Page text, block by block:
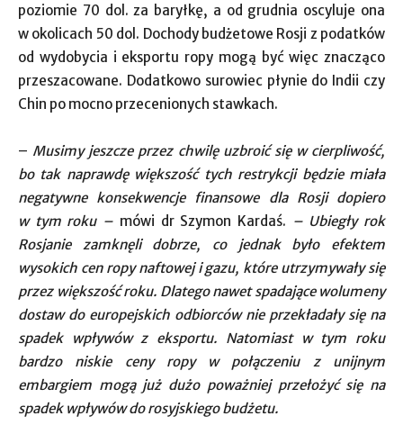
poziomie 70 dol. za baryłkę, a od grudnia oscyluje ona
w okolicach 50 dol. Dochody budżetowe Rosji z podatków
od wydobycia i eksportu ropy mogą być więc znacząco
przeszacowane. Dodatkowo surowiec płynie do Indii czy
Chin po mocno przecenionych stawkach.
– Musimy jeszcze przez chwilę uzbroić się w cierpliwość,
bo tak naprawdę większość tych restrykcji będzie miała
negatywne konsekwencje finansowe dla Rosji dopiero
w tym roku – mówi dr Szymon Kardaś. – Ubiegły rok
Rosjanie zamknęli dobrze, co jednak było efektem
wysokich cen ropy naftowej i gazu, które utrzymywały się
przez większość roku. Dlatego nawet spadające wolumeny
dostaw do europejskich odbiorców nie przekładały się na
spadek wpływów z eksportu. Natomiast w tym roku
bardzo niskie ceny ropy w połączeniu z unijnym
embargiem mogą już dużo poważniej przełożyć się na
spadek wpływów do rosyjskiego budżetu.